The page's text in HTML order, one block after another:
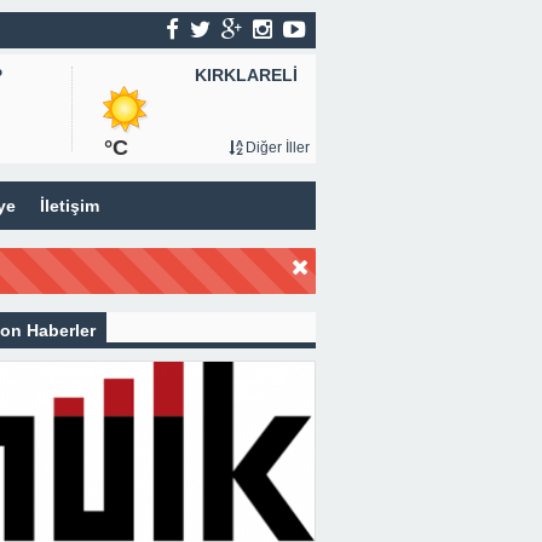
KIRKLARELİ
°C Diğer İller
İletişim
Haberler